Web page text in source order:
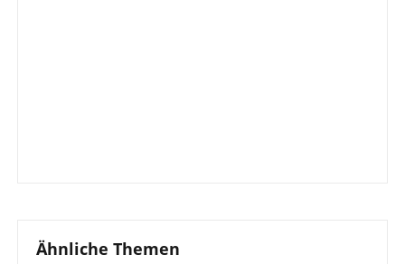
Ähnliche Themen